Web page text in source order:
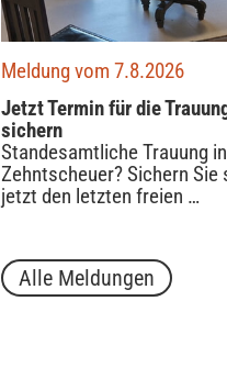
Meldung vom 7.8.2026
Jetzt Termin für die
sichern
Standesamtliche Trauung
Zehntscheuer? Sichern Sie
jetzt den letzten freien …
Alle Meldungen